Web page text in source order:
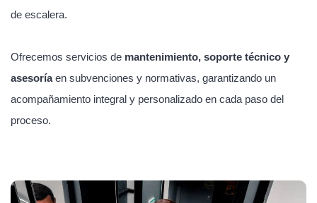
de escalera.
Ofrecemos servicios de mantenimiento, soporte técnico y
asesoríaen subvenciones y normativas, garantizando un
acompañamiento integral y personalizado en cada paso del
proceso.